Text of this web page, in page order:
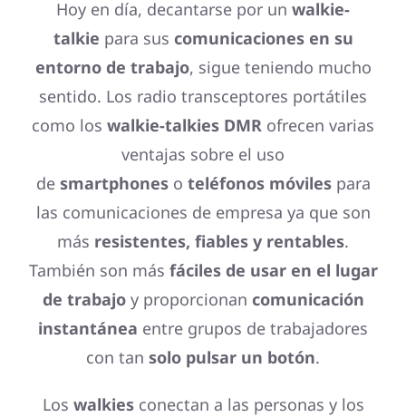
Hoy en día, decantarse por un walkie-
talkie para sus comunicaciones en su
entorno de trabajo, sigue teniendo mucho
sentido. Los radio transceptores portátiles
como los walkie-talkies DMR ofrecen varias
ventajas sobre el uso
de smartphoneso teléfonos móvilespara
las comunicaciones de empresa ya que son
más resistentes, fiables y rentables.
También son más fáciles de usar en el lugar
de trabajoy proporcionan comunicación
instantánea entre grupos de trabajadores
con tan solo pulsar un botón.
Los walkiesconectan a las personas y los